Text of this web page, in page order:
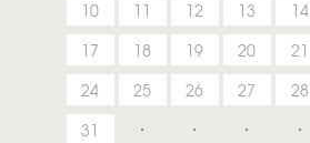
10 11 12 13 14
17 18 19 20 21
24 25 26 27 28
31